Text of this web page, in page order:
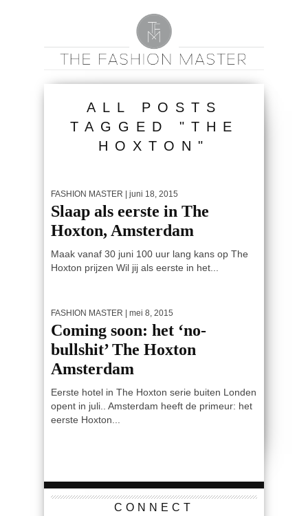
ALL POSTS
TAGGED "THE
HOXTON"
FASHION MASTER | juni 18, 2015
Slaap als eerste in The
Hoxton, Amsterdam
Maak vanaf 30 juni 100 uur lang kans op The
Hoxton prijzen Wil jij als eerste in het...
FASHION MASTER | mei 8, 2015
Coming soon: het ‘no-
bullshit’ The Hoxton
Amsterdam
Eerste hotel in The Hoxton serie buiten Londen
opent in juli.. Amsterdam heeft de primeur: het
eerste Hoxton...
CONNECT